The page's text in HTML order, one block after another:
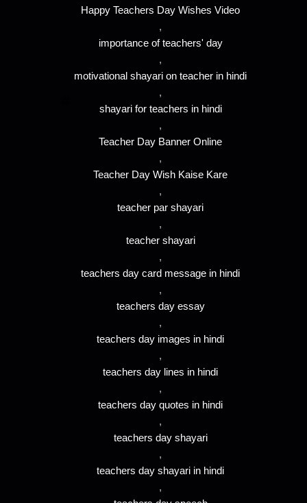
Happy Teachers Day Wishes Video
,
importance of teachers' day
,
motivational shayari on teacher in hindi
,
shayari for teachers in hindi
,
Teacher Day Banner Online
,
Teacher Day Wish Kaise Kare
,
teacher par shayari
,
teacher shayari
,
teachers day card message in hindi
,
teachers day essay
,
teachers day images in hindi
,
teachers day lines in hindi
,
teachers day quotes in hindi
,
teachers day shayari
,
teachers day shayari in hindi
,